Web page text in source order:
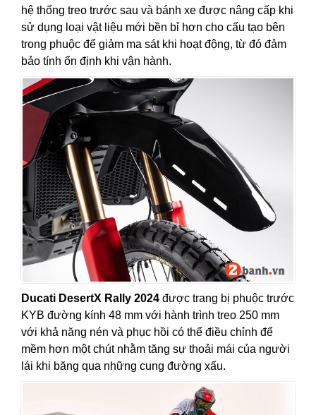
hệ thống treo trước sau và bánh xe được nâng cấp khi
sử dụng loại vật liệu mới bền bỉ hơn cho cấu tạo bên
trong phuộc để giảm ma sát khi hoạt động, từ đó đảm
bảo tính ổn định khi vận hành.
Ducati DesertX Rally 2024 được trang bị phuộc trước
KYB đường kính 48 mm với hành trình treo 250 mm
với khả năng nén và phục hồi có thể điều chỉnh để
mềm hơn một chút nhằm tăng sự thoải mái của người
lái khi băng qua những cung đường xấu.